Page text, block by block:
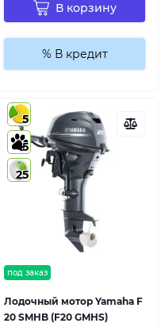
В корзину
% В кредит
под заказ
Лодочный мотор Yamaha F
20 SMHB (F20 GMHS)
5
5
25